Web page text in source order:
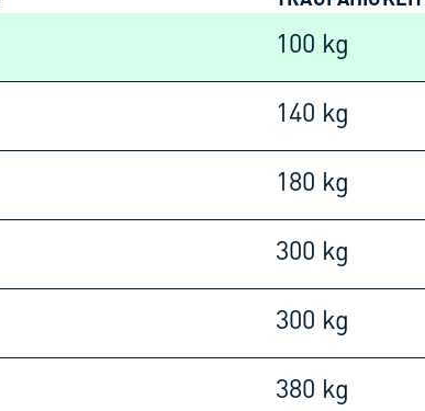
100 kg
140 kg
180 kg
300 kg
300 kg
380 kg